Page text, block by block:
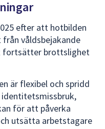
efter att hotbilden
våldsbejakande
fortsätter brottslighet
är flexibel och spridd
för att påverka
utsätta arbetstagare